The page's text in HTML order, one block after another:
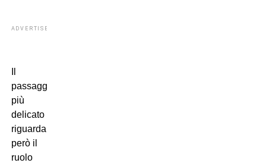
ADVERTISEMENT
passaggio
più
delicato
riguarda
però il
ruolo